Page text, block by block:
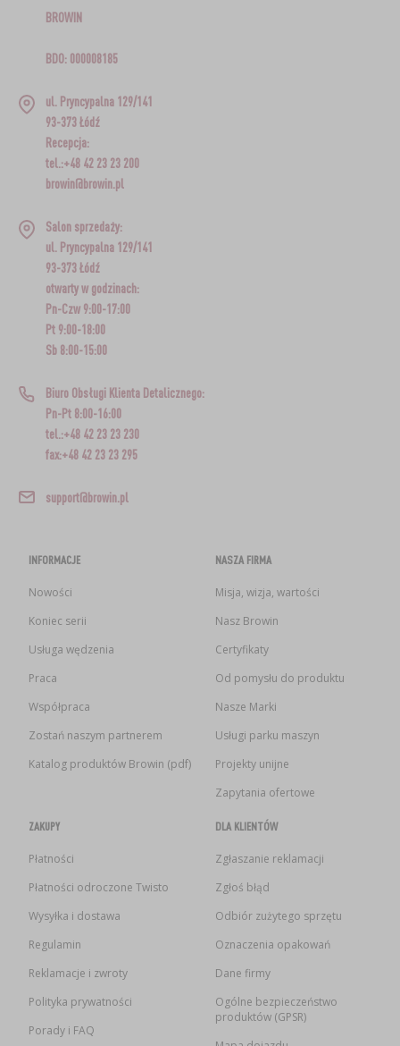
BROWIN
BDO: 000008185
ul. Pryncypalna 129/141
93-373 Łódź
Recepcja:
tel.:+48 42 23 23 200
browin@browin.pl
Salon sprzedaży:
ul. Pryncypalna 129/141
93-373 Łódź
otwarty w godzinach:
Pn-Czw 9:00-17:00
Pt 9:00-18:00
Sb 8:00-15:00
Biuro Obsługi Klienta Detalicznego:
Pn-Pt 8:00-16:00
tel.:+48 42 23 23 230
fax:+48 42 23 23 295
support@browin.pl
INFORMACJE
Nowości
Koniec serii
Usługa wędzenia
Praca
Współpraca
Zostań naszym partnerem
Katalog produktów Browin (pdf)
NASZA FIRMA
Misja, wizja, wartości
Nasz Browin
Certyfikaty
Od pomysłu do produktu
Nasze Marki
Usługi parku maszyn
Projekty unijne
Zapytania ofertowe
ZAKUPY
Płatności
Płatności odroczone Twisto
Wysyłka i dostawa
Regulamin
Reklamacje i zwroty
Polityka prywatności
Porady i FAQ
DLA KLIENTÓW
Zgłaszanie reklamacji
Zgłoś błąd
Odbiór zużytego sprzętu
Oznaczenia opakowań
Dane firmy
Ogólne bezpieczeństwo
produktów (GPSR)